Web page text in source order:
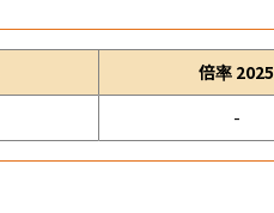
倍率 2025
-